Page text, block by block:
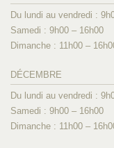
Du lundi au vendredi :
Samedi : 9h00 – 16h00
Dimanche : 11h00 –
DÉCEMBRE
Du lundi au vendredi :
Samedi : 9h00 – 16h00
Dimanche : 11h00 –